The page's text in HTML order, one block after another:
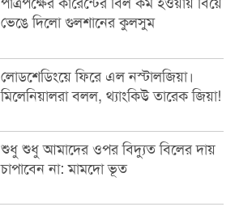
ভেঙে দিলো গুলশানের কুলসুম
লোডশেডিংয়ে ফিরে এল নস্টালজিয়া।
মিলেনিয়ালরা বলল, থ্যাংকিউ তারেক জিয়া!
শুধু শুধু আমাদের ওপর বিদ্যুত বিলের দায়
চাপাবেন না: মামদো ভূত